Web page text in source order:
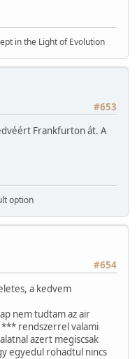
in the Light of Evolution
#653
Frankfurton át. A
option
#654
a kedvem
nem tudtam az air
*** rendszerrel valami
azert megiscsak
egyedul rohadtul nincs